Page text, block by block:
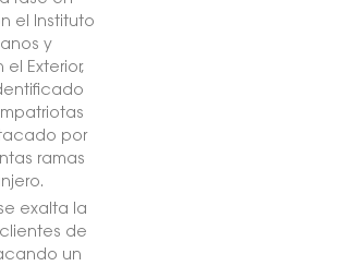
el Instituto
y
Exterior,
por
ramas
exalta la
de
un